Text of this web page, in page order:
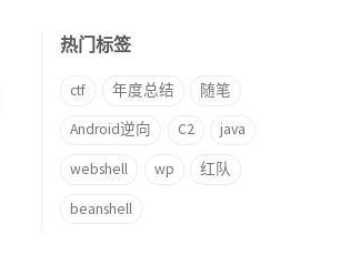
热门标签
ctf 年度总结 随笔
Android逆向 C2 java
webshell wp 红队
beanshell